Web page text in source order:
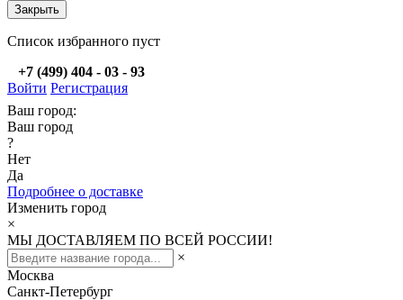
Закрыть
Список избранного пуст
+7 (499) 404 - 03 - 93
Войти Регистрация
Ваш город:
Ваш город
?
Нет
Да
Подробнее о доставке
Изменить город
×
МЫ ДОСТАВЛЯЕМ ПО ВСЕЙ РОССИИ!
×
Москва
Санкт-Петербург